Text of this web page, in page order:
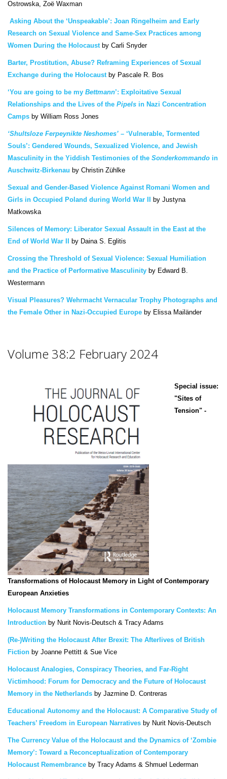
Ostrowska, Zoë Waxman
Asking About the ‘Unspeakable’: Joan Ringelheim and Early
Research on Sexual Violence and Same-Sex Practices among
Women During the Holocaust by Carli Snyder
Barter, Prostitution, Abuse? Reframing Experiences of Sexual
Exchange during the Holocaustby Pascale R. Bos
‘You are going to be my Bettmann’: Exploitative Sexual
Relationships and the Lives of the Pipels in Nazi Concentration
Camps by William Ross Jones
‘Shultsloze Ferpeynikte Neshomes’ – ‘Vulnerable, Tormented
Souls’: Gendered Wounds, Sexualized Violence, and Jewish
Masculinity in the Yiddish Testimonies of the Sonderkommando in
Auschwitz-Birkenau by Christin Zühlke
Sexual and Gender-Based Violence Against Romani Women and
Girls in Occupied Poland during World War II
by Justyna
Matkowska
Silences of Memory: Liberator Sexual Assault in the East at the
End of World War II
by Daina S. Eglitis
Crossing the Threshold of Sexual Violence: Sexual Humiliation
and the Practice of Performative Masculinity by Edward B.
Westermann
Visual Pleasures? Wehrmacht Vernacular Trophy Photographs and
the Female Other in Nazi-Occupied Europe by Elissa Mailänder
Volume 38:2 February 2024
Special issue:
"Sites of
Tension" -
Transformations of Holocaust Memory in Light of Contemporary
European Anxieties
Holocaust Memory Transformations in Contemporary Contexts: An
Introduction by Nurit Novis-Deutsch & Tracy Adams
(Re-)Writing the Holocaust After Brexit: The Afterlives of British
Fiction by Joanne Pettitt & Sue Vice
Holocaust Analogies, Conspiracy Theories, and Far-Right
Victimhood: Forum for Democracy and the Future of Holocaust
Memory in the Netherlands by Jazmine D. Contreras
Educational Autonomy and the Holocaust: A Comparative Study of
Teachers’ Freedom in European Narratives by Nurit Novis-Deutsch
The Currency Value of the Holocaust and the Dynamics of ‘Zombie
Memory’: Toward a Reconceptualization of Contemporary
Holocaust Remembrance by Tracy Adams & Shmuel Lederman